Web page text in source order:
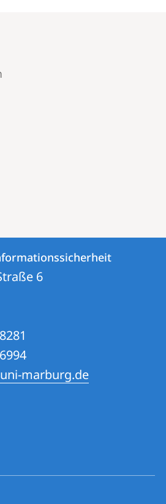
6
marburg.de